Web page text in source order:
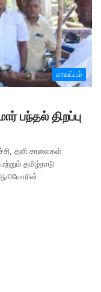
மாவட்டம்
பந்தல் திறப்பு
தளி சாலைகள்
தமிழ்நாடு